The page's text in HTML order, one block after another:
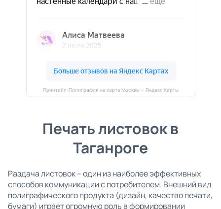
Принтайп-Полиграфия на карте Москвы — Яндекс Карты
Печать листовок в
Таганроге
Раздача листовок – один из наиболее эффективных
способов коммуникации с потребителем. Внешний вид
полиграфического продукта (дизайн, качество печати,
бумаги) играет огромную роль в формировании